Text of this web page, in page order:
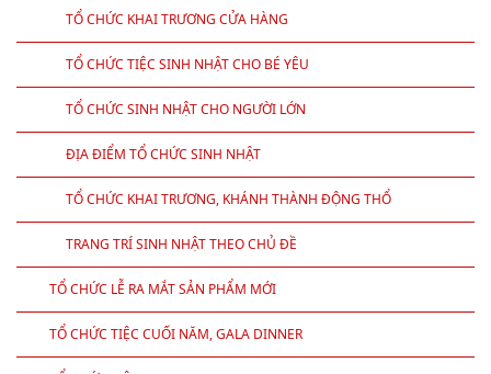
TỔ CHỨC KHAI TRƯƠNG CỬA HÀNG
TỔ CHỨC TIỆC SINH NHẬT CHO BÉ YÊU
TỔ CHỨC SINH NHẬT CHO NGƯỜI LỚN
ĐỊA ĐIỂM TỔ CHỨC SINH NHẬT
TỔ CHỨC KHAI TRƯƠNG, KHÁNH THÀNH ĐỘNG THỔ
TRANG TRÍ SINH NHẬT THEO CHỦ ĐỀ
TỔ CHỨC LỄ RA MẮT SẢN PHẨM MỚI
TỔ CHỨC TIỆC CUỐI NĂM, GALA DINNER